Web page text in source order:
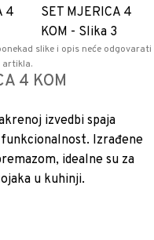
slike i opis neće odgovarati
artikla.
4 KOM
izvedbi spaja
Izrađene
idealne su za
u kuhinji.